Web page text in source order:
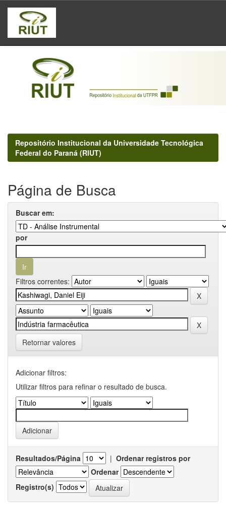
Skip
navigation
Repositório Institucional da Universidade Tecnológica
Federal do Paraná (RIUT)
Página de Busca
Buscar em:
por
Filtros correntes:
Retornar valores
Adicionar filtros:
Utilizar filtros para refinar o resultado de busca.
Resultados/Página | Ordenar registros por
Ordenar
Registro(s)